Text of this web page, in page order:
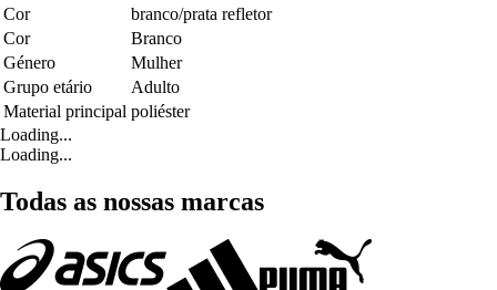
Cor
branco/prata refletor
Cor
Branco
Género
Mulher
Grupo etário
Adulto
Material principal poliéster
Loading...
Loading...
Todas as nossas marcas